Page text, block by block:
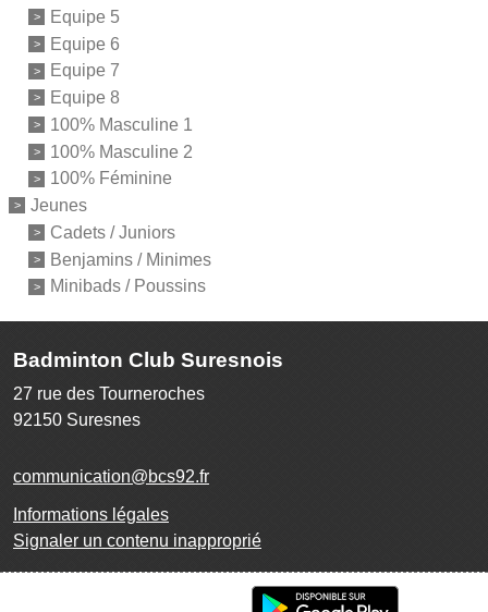
Equipe 5
Equipe 6
Equipe 7
Equipe 8
100% Masculine 1
100% Masculine 2
100% Féminine
Jeunes
Cadets / Juniors
Benjamins / Minimes
Minibads / Poussins
Badminton Club Suresnois
27 rue des Tourneroches
92150 Suresnes
communication@bcs92.fr
Informations légales
Signaler un contenu inapproprié